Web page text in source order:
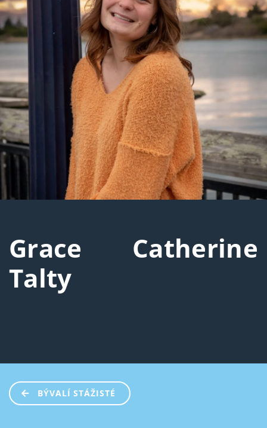
Grace Catherine
Talty
BÝVALÍ STÁŽISTÉ